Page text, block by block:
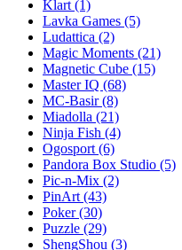
Klart (1)
Lavka Games (5)
Ludattica (2)
Magic Moments (21)
Magnetic Cube (15)
Master IQ (68)
MC-Basir(8)
Miadolla (21)
Ninja Fish (4)
Ogosport (6)
Pandora Box Studio (5)
Pic-n-Mix (2)
PinArt (43)
Poker(30)
Puzzle (29)
ShengShou (3)